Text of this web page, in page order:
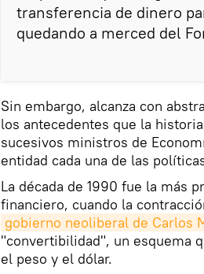
transferencia de dinero
quedando a merced del
Sin embargo, alcanza con
los antecedentes que la
sucesivos ministros de
entidad cada una de las
La década de 1990 fue la más
financiero, cuando la
gobierno neoliberal de Carlos
"convertibilidad", un esquema
el peso y el dólar.